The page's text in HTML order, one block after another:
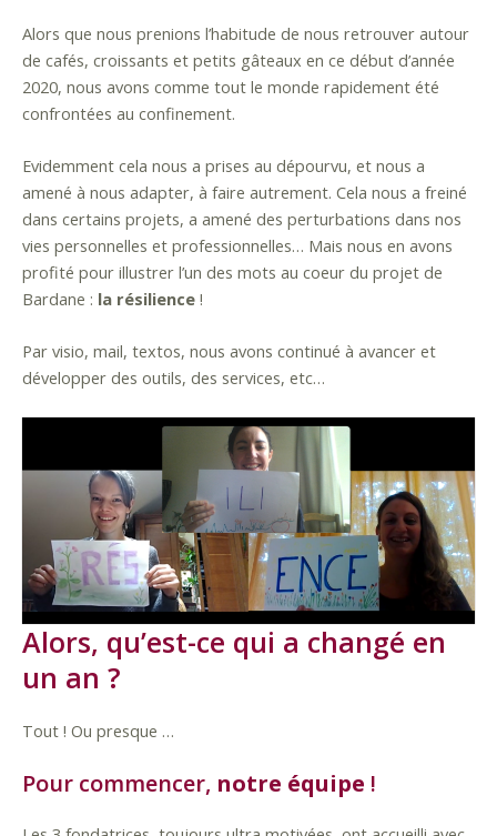
Alors que nous prenions l’habitude de nous retrouver autour
de cafés, croissants et petits gâteaux en ce début d’année
2020, nous avons comme tout le monde rapidement été
confrontées au confinement.
Evidemment cela nous a prises au dépourvu, et nous a
amené à nous adapter, à faire autrement. Cela nous a freiné
dans certains projets, a amené des perturbations dans nos
vies personnelles et professionnelles… Mais nous en avons
profité pour illustrer l’un des mots au coeur du projet de
Bardane : la résilience !
Par visio, mail, textos, nous avons continué à avancer et
développer des outils, des services, etc…
Alors, qu’est-ce qui a changé en
un an ?
Tout ! Ou presque …
Pour commencer, notre équipe !